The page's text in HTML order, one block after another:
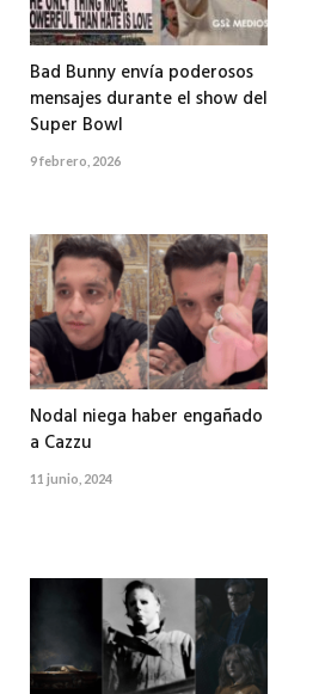
Bad Bunny envía poderosos
mensajes durante el show del
Super Bowl
9 febrero, 2026
Nodal niega haber engañado
a Cazzu
11 junio, 2024